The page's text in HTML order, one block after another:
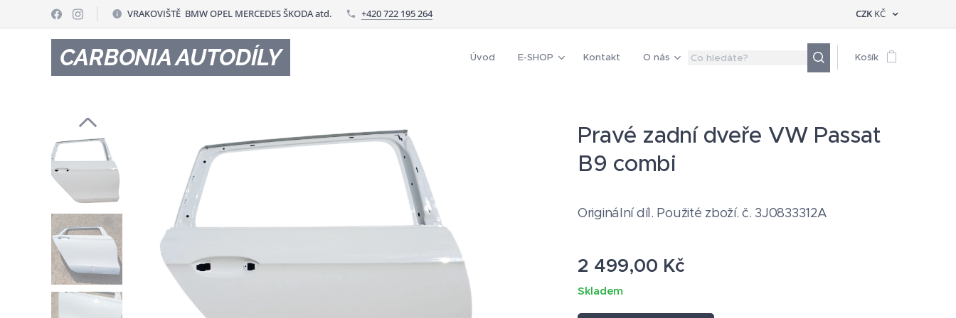
VRAKOVIŠTĚ BMW OPEL MERCEDES ŠKODA atd. +420 722 195 264 CZK KČ
CARBONIA AUTODÍLY Úvod E-SHOP Kontakt O nás Košík
Pravé zadní dveře VW Passat
B9 combi
Originální díl. Použité zboží. č. 3J0833312A
2 499,00 Kč
Skladem